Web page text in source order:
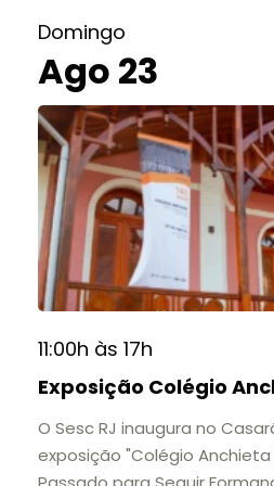
Domingo
Ago 23
11:00h às 17h
Exposição Colégio
O Sesc RJ inaugura no
exposição "Colégio Anchieta